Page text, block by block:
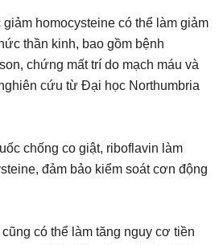
homocysteine ​​​​có thể làm giảm
thần kinh, bao gồm bệnh
chứng mất trí do mạch máu và
cứu từ Đại học Northumbria
chống co giật, riboflavin làm
đảm bảo kiểm soát cơn động
có thể làm tăng nguy cơ tiền